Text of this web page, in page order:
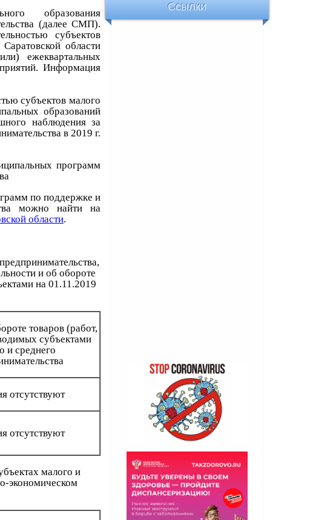
образования
(далее СМП).
субъектов
области
ежеквартальных
Информация
субъектов малого
образований
наблюдения за
в 2019 г.
программ
по поддержке и
можно найти на
области.
и об обороте
на 01.11.2019
товаров (работ,
субъектами
и среднего
отсутствуют
отсутствуют
малого и
экономическом
Ссылки